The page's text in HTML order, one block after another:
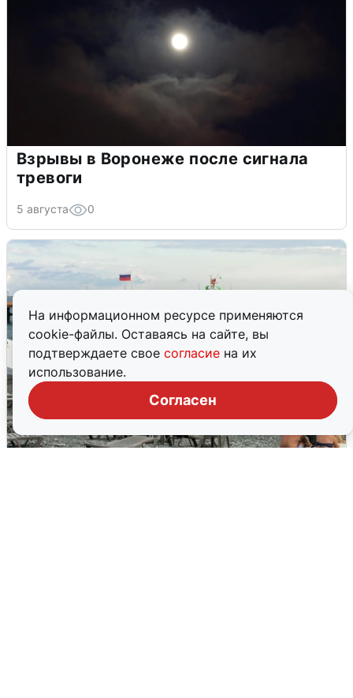
На информационном ресурсе применяются
cookie-файлы. Оставаясь на сайте, вы
подтверждаете свое согласие на их
использование.
Согласен
Взрывы в Воронеже после сигнала
тревоги
5 августа 0